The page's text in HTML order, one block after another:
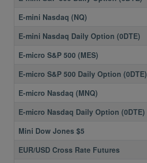
E-mini Nasdaq (NQ)
E-mini Nasdaq Daily Option (0DTE)
E-micro S&P 500 (MES)
E-micro S&P 500 Daily Option (0DTE)
E-micro Nasdaq (MNQ)
E-micro Nasdaq Daily Option (0DTE)
Mini Dow Jones $5
EUR/USD Cross Rate Futures